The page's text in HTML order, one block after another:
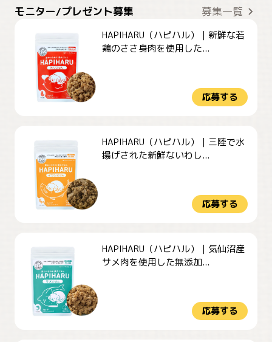
モニター/プレゼント募集 募集一覧
HAPIHARU（ハピハル）｜新鮮な若
鶏のささ身肉を使用した...
応募する
HAPIHARU（ハピハル）｜三陸で水
揚げされた新鮮ないわし...
応募する
HAPIHARU（ハピハル）｜気仙沼産
サメ肉を使用した無添加...
応募する